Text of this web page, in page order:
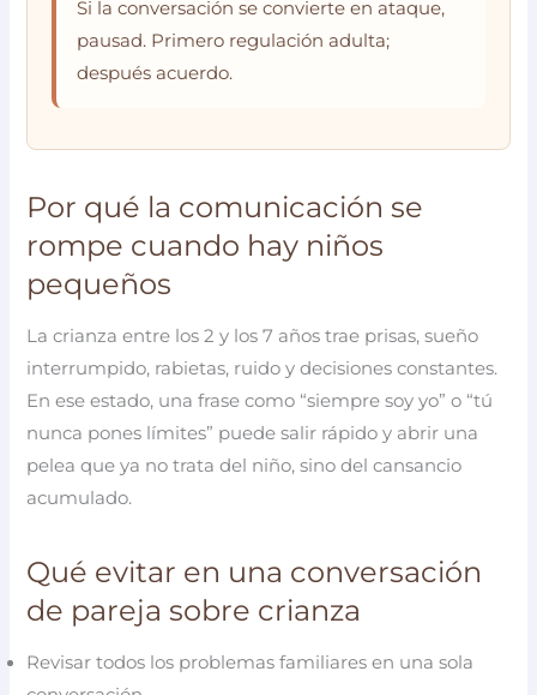
Si la conversación se convierte en ataque,
pausad. Primero regulación adulta;
después acuerdo.
Por qué la comunicación se
rompe cuando hay niños
pequeños
La crianza entre los 2 y los 7 años trae prisas, sueño
interrumpido, rabietas, ruido y decisiones constantes.
En ese estado, una frase como “siempre soy yo” o “tú
nunca pones límites” puede salir rápido y abrir una
pelea que ya no trata del niño, sino del cansancio
acumulado.
Qué evitar en una conversación
de pareja sobre crianza
Revisar todos los problemas familiares en una sola